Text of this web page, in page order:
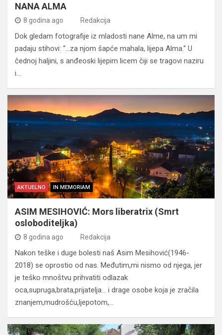
NANA ALMA
8 godina ago Redakcija
Dok gledam fotografije iz mladosti nane Alme, na um mi
padaju stihovi: “…za njom šapće mahala, lijepa Alma.“ U
čednoj haljini, s anđeoski lijepim licem čiji se tragovi naziru
i…
AKTUELNO IN MEMORIAM
ASIM MESIHOVIĆ: Mors liberatrix (Smrt
osloboditeljka)
8 godina ago Redakcija
Nakon teške i duge bolesti naš Asim Mesihović(1946-
2018) se oprostio od nas. Međutim,mi nismo od njega, jer
je teško mnoštvu prihvatiti odlazak
oca,supruga,brata,prijatelja… i drage osobe koja je zračila
znanjem,mudrošću,ljepotom,…